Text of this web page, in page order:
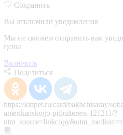
Сохранить
Вы отключили уведомления
Мы не сможем отправить вам
цены
Включить
Поделиться
https://kinpet.ru/card/bakhchisaray/
amerikanskogo-pitbulterera-121211/?